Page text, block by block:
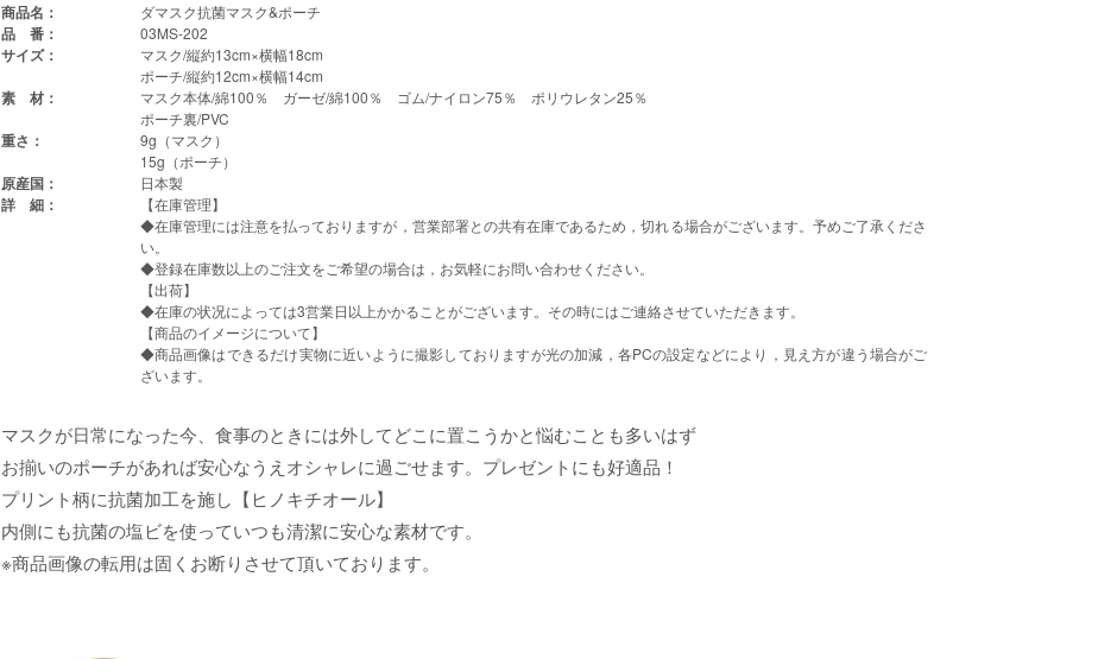
商品名： ダマスク抗菌マスク&ポーチ
品 番： 03MS-202
サイズ：
マスク/縦約13cm×横幅18cm
ポーチ/縦約12cm×横幅14cm
素 材：
マスク本体/綿100％ ガーゼ/綿100％ ゴム/ナイロン75％ ポリウレタン25％
ポーチ裏/PVC
重さ：
9g（マスク）
15g（ポーチ）
原産国： 日本製
詳 細：
【在庫管理】
◆在庫管理には注意を払っておりますが，営業部署との共有在庫であるため，切れる場合がございます。予めご了承くださ
い。
◆登録在庫数以上のご注文をご希望の場合は，お気軽にお問い合わせください。
【出荷】
◆在庫の状况によっては3営業日以上かかることがございます。その時にはご連絡させていただきます。
【商品のイメージについて】
◆商品画像はできるだけ実物に近いように撮影しておりますが光の加減，各PCの設定などにより，見え方が違う場合がご
ざいます。
マスクが日常になった今、食事のときには外してどこに置こうかと悩むことも多いはず
お揃いのポーチがあれば安心なうえオシャレに過ごせます。プレゼントにも好適品！
プリント柄に抗菌加工を施し【ヒノキチオール】
内側にも抗菌の塩ビを使っていつも清潔に安心な素材です。
※商品画像の転用は固くお断りさせて頂いております。